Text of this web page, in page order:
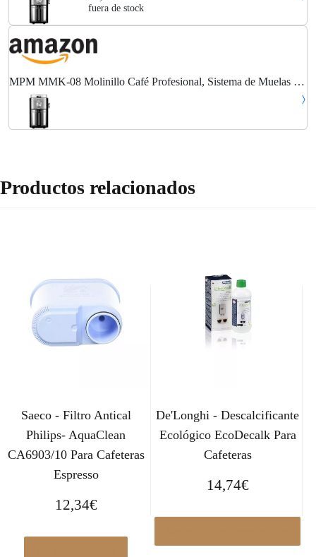
fuera de stock
MPM MMK-08 Molinillo Café Profesional, Sistema de Muelas de
Acero, 17 Ajustes de Molienda, 80 g/min de Café para Todo Tipo
de Cafeteras, Selector de Cantidad...
Productos relacionados
Saeco - Filtro Antical
Philips- AquaClean
CA6903/10 Para Cafeteras
Espresso
12,34€
De'Longhi - Descalcificante
Ecológico EcoDecalk Para
Cafeteras
14,74€